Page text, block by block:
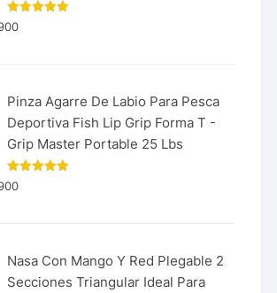
Valorado
con
Pinza Agarre De Labio Para Pesca
Deportiva Fish Lip Grip Forma T -
Grip Master Portable 25 Lbs
Valorado
con
Nasa Con Mango Y Red Plegable 2
Secciones Triangular Ideal Para